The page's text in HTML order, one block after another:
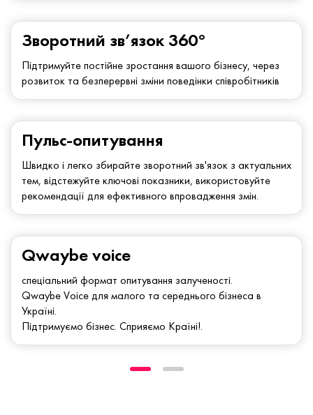
Зворотний зв’язок 360°
Підтримуйте постійне зростання вашого бізнесу, через
розвиток та безперервні зміни поведінки співробітників
Qwaybe voice
спеціальний формат опитування залученості.
Qwaybe Voice для малого та середнього бізнеса в
Україні.
Підтримуємо бізнес. Сприяємо Країні!.
Пульс-опитування
Швидко і легко збирайте зворотний зв'язок з актуальних
тем, відстежуйте ключові показники, використовуйте
рекомендації для ефективного впровадження змін.